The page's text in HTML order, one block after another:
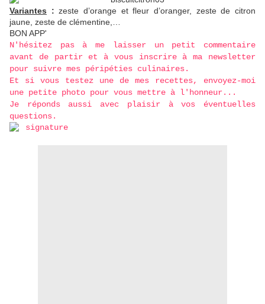
Variantes : zeste d’orange et fleur d’oranger, zeste de citron
jaune, zeste de clémentine,…
BON APP'
N'hésitez pas à me laisser un petit commentaire
avant de partir et à vous inscrire à ma newsletter
pour suivre mes péripéties culinaires.
Et si vous testez une de mes recettes, envoyez-moi
une petite photo pour vous mettre à l'honneur...
Je réponds aussi avec plaisir à vos éventuelles
questions.